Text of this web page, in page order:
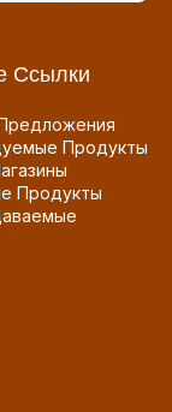
Ссылки
Продукты
Продукты